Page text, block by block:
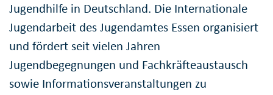
Jugendhilfe in Deutschland. Die Internationale
Jugendarbeit des Jugendamtes Essen organisiert
und fördert seit vielen Jahren
Jugendbegegnungen und Fachkräfteaustausch
sowie Informationsveranstaltungen zu